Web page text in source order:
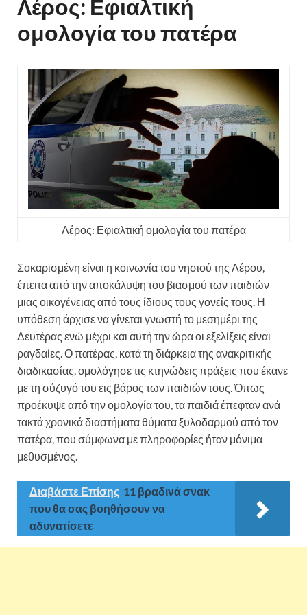
Λέρος: Εφιαλτική
ομολογία του πατέρα
Λέρος: Εφιαλτική ομολογία του πατέρα
Σοκαρισμένη είναι η κοινωνία του νησιού της Λέρου,
έπειτα από την αποκάλυψη του βιασμού των παιδιών
μιας οικογένειας από τους ίδιους τους γονείς τους. Η
υπόθεση άρχισε να γίνεται γνωστή το μεσημέρι της
Δευτέρας ενώ μέχρι και αυτή την ώρα οι εξελίξεις είναι
ραγδαίες. Ο πατέρας, κατά τη διάρκεια της ανακριτικής
διαδικασίας, ομολόγησε τις κτηνώδεις πράξεις που έκανε
με τη σύζυγό του εις βάρος των παιδιών τους. Όπως
προέκυψε από την ομολογία του, τα παιδιά έπεφταν ανά
τακτά χρονικά διαστήματα θύματα ξυλοδαρμού από τον
πατέρα, που σύμφωνα με πληροφορίες ήταν μόνιμα
μεθυσμένος.
Διαβάστε Επίσης 11 βραδινά σνακ
που θα σας βοηθήσουν να
αδυνατίσετε